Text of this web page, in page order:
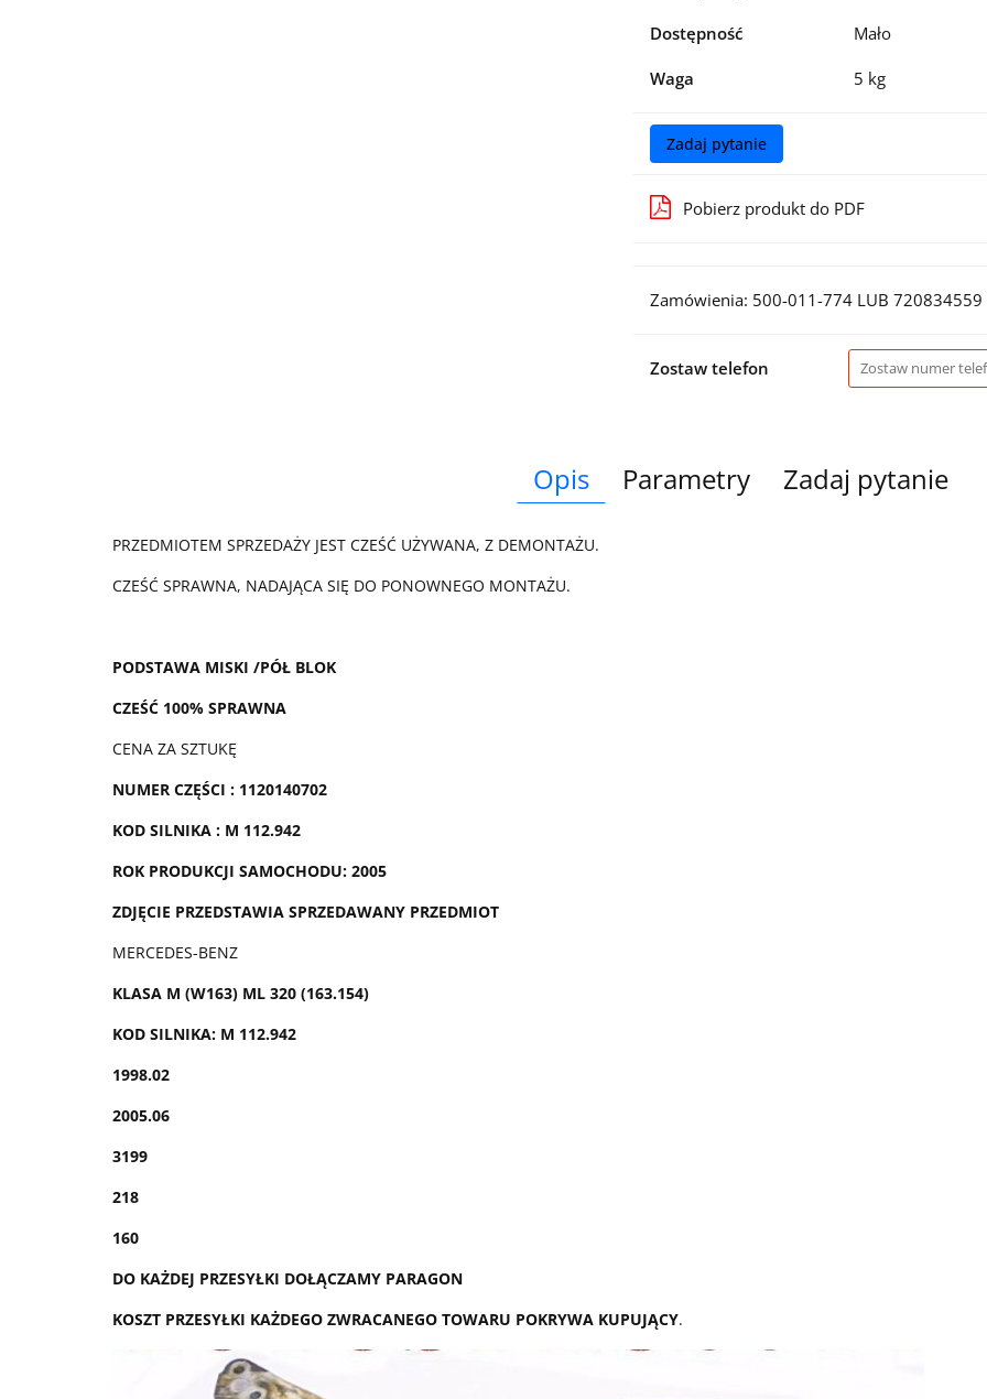
Dostępność Mało
Waga 5 kg
Zadaj pytanie
Pobierz produkt do PDF
Zamówienia: 500-011-774 LUB 720834559
Zostaw telefon
Opis Parametry Zadaj pytanie
PRZEDMIOTEM SPRZEDAŻY JEST CZEŚĆ UŻYWANA, Z DEMONTAŻU.
CZEŚĆ SPRAWNA, NADAJĄCA SIĘ DO PONOWNEGO MONTAŻU.
PODSTAWA MISKI /PÓŁ BLOK
CZEŚĆ 100% SPRAWNA
CENA ZA SZTUKĘ
NUMER CZĘŚCI : 1120140702
KOD SILNIKA : M 112.942
ROK PRODUKCJI SAMOCHODU: 2005
ZDJĘCIE PRZEDSTAWIA SPRZEDAWANY PRZEDMIOT
MERCEDES-BENZ
KLASA M (W163) ML 320 (163.154)
KOD SILNIKA: M 112.942
1998.02
2005.06
3199
218
160
DO KAŻDEJ PRZESYŁKI DOŁĄCZAMY PARAGON
KOSZT PRZESYŁKI KAŻDEGO ZWRACANEGO TOWARU POKRYWA KUPUJĄCY.